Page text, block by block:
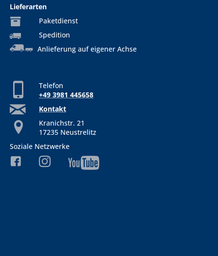
Lieferarten
Paketdienst
Spedition
Anlieferung auf eigener Achse
Telefon
+49 3981 445658
Kontakt
Kranichstr. 21
17235 Neustrelitz
Soziale Netzwerke